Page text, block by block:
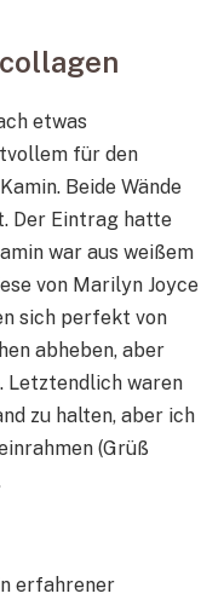
etwas
für den
Beide Wände
Der Eintrag hatte
war aus weißem
von Marilyn Joyce
sich perfekt von
abheben, aber
Letztendlich waren
zu halten, aber ich
(Grüß
erfahrener